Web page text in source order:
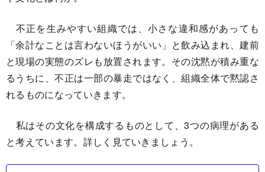
不正を生みやすい組織では、小さな違和感があっても
「余計なことは言わないほうがいい」と飲み込まれ、建前
と現場の実態のズレも放置されます。その沈黙が積み重な
るうちに、不正は一部の暴走ではなく、組織全体で黙認さ
れるものになっていきます。
私はその文化を構成するものとして、3つの病理がある
と考えています。詳しく見ていきましょう。